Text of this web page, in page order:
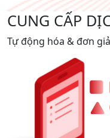
CUNG CẤP
Tự động hóa & đơn